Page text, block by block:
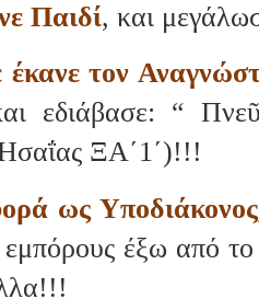
Παιδί, και
τον
εδιάβασε: “
ΞΑ΄1΄)!!!
ως
εμπόρους έξω από